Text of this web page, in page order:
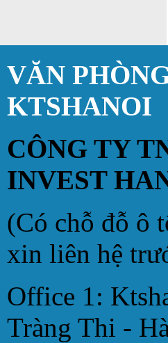
VĂN
KTSHANOI
CÔNG TY
INVEST
(Có chỗ đỗ ô
xin liên hệ
Office 1:
Tràng Thi -